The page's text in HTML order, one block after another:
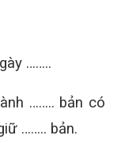
……..
…….. bản có
…….. bản.